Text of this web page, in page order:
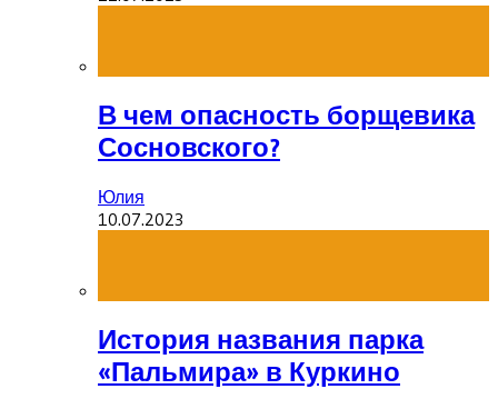
В чем опасность борщевика
Сосновского?
Юлия
10.07.2023
История названия парка
«Пальмира» в Куркино